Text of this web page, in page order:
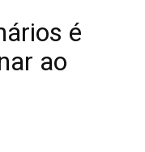
é
ao